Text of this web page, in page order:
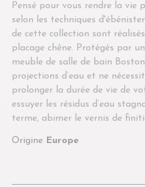
Pensé pour vous rendre la vie
selon les techniques
de cette collection sont
placage chêne. Protégés par
meuble de salle de bain
projections d’eau et ne
prolonger la durée de vie de
essuyer les résidus d’eau
terme, abimer le vernis de
Origine Europe